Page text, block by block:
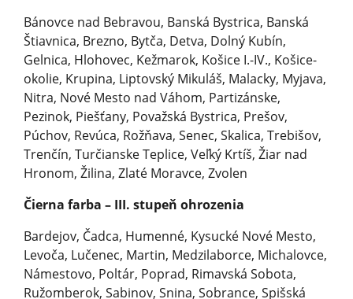
Bánovce nad Bebravou, Banská Bystrica, Banská
Štiavnica, Brezno, Bytča, Detva, Dolný Kubín,
Gelnica, Hlohovec, Kežmarok, Košice I.-IV., Košice-
okolie, Krupina, Liptovský Mikuláš, Malacky, Myjava,
Nitra, Nové Mesto nad Váhom, Partizánske,
Pezinok, Piešťany, Považská Bystrica, Prešov,
Púchov, Revúca, Rožňava, Senec, Skalica, Trebišov,
Trenčín, Turčianske Teplice, Veľký Krtíš, Žiar nad
Hronom, Žilina, Zlaté Moravce, Zvolen
Čierna farba – III. stupeň ohrozenia
Bardejov, Čadca, Humenné, Kysucké Nové Mesto,
Levoča, Lučenec, Martin, Medzilaborce, Michalovce,
Námestovo, Poltár, Poprad, Rimavská Sobota,
Ružomberok, Sabinov, Snina, Sobrance, Spišská